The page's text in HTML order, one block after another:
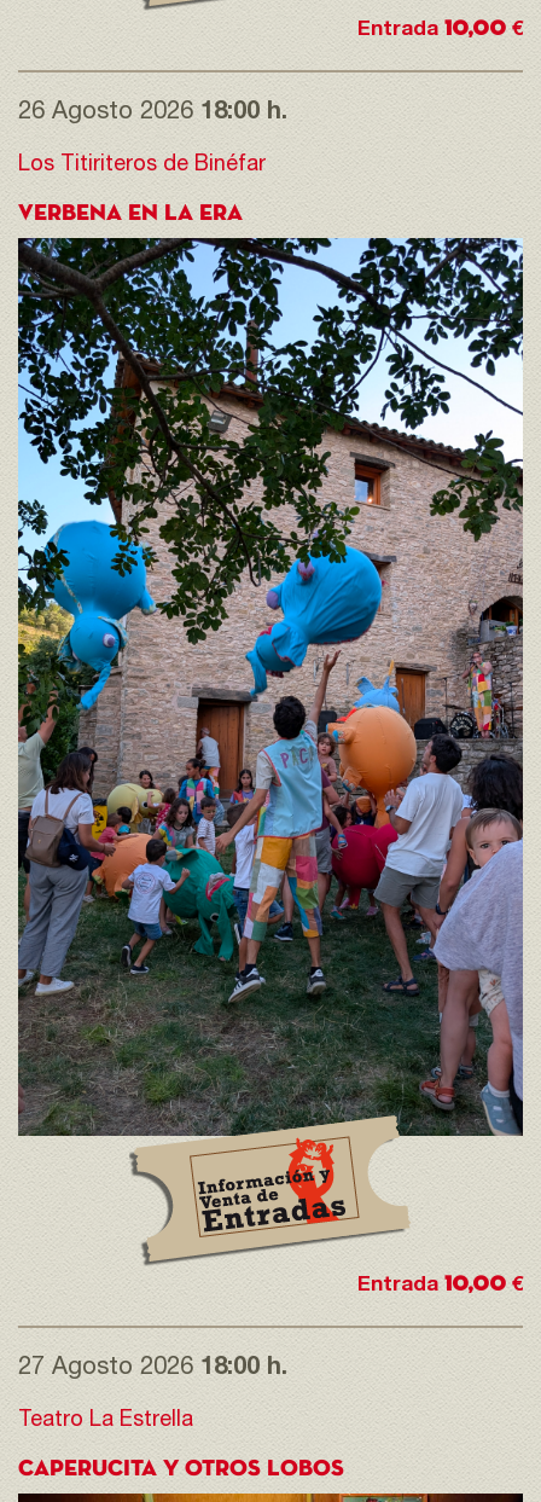
Entrada10,00 €
26 Agosto 2026 18:00 h.
Los Titiriteros de Binéfar
VERBENA EN LA ERA
Entrada10,00 €
27 Agosto 2026 18:00 h.
Teatro La Estrella
CAPERUCITA Y OTROS LOBOS